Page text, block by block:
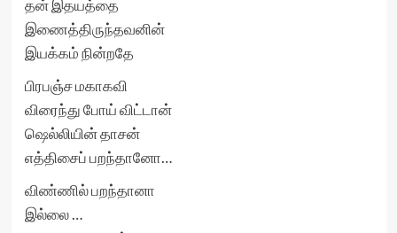
தன் இதயத்தை
இணைத்திருந்தவனின்
இயக்கம் நின்றதே
பிரபஞ்ச மகாகவி
விரைந்து போய் விட்டான்
ஷெல்லியின் தாசன்
எத்திசைப் பறந்தானோ…
விண்ணில் பறந்தானா
இல்லை …